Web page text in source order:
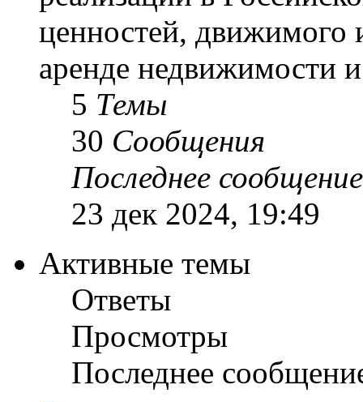
ценностей,
аренде недвижимости
5 Темы
30 Сообщения
Последнее сообщение
23 дек 2024, 19:49
Активные темы
Ответы
Просмотры
Последнее